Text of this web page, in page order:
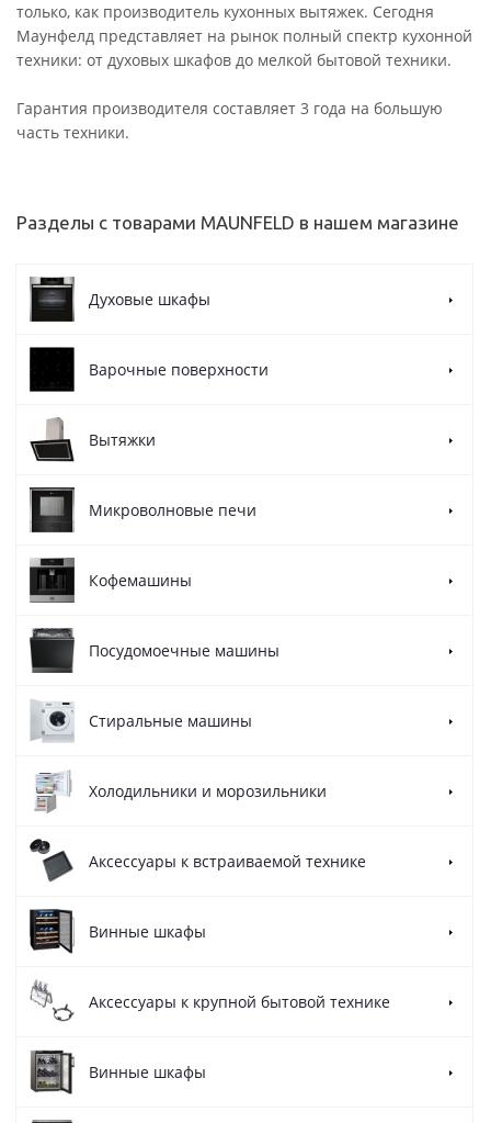
только, как производитель кухонных вытяжек. Сегодня
Маунфелд представляет на рынок полный спектр кухонной
техники: от духовых шкафов до мелкой бытовой техники.
Гарантия производителя составляет 3 года на большую
часть техники.
Разделы с товарами MAUNFELD в нашем магазине
Духовые шкафы
Варочные поверхности
Вытяжки
Микроволновые печи
Кофемашины
Посудомоечные машины
Стиральные машины
Холодильники и морозильники
Аксессуары к встраиваемой технике
Винные шкафы
Аксессуары к крупной бытовой технике
Винные шкафы